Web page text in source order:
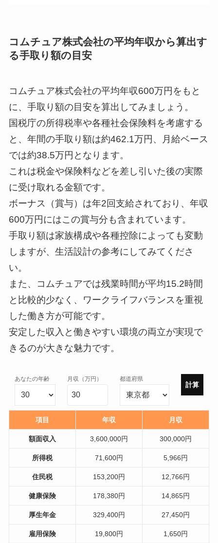
-- --
--
コムチュア株式会社の平均年収から算出す
る手取り額の目安
コムチュア株式会社の平均年収600万円をもと
に、手取り額の目安を算出してみましょう。
国税庁の所得税率や各種社会保険料を考慮する
と、年間の手取り額は約462.1万円、月給ベース
では約38.5万円となります。
これは税金や保険料などを差し引いた後の実際
に受け取れる金額です。
ボーナス（賞与）は年2回支給されており、年収
600万円にはこの賞与分も含まれています。
手取り額は家族構成や各種控除によっても変動
しますが、生活設計の参考にしてみてくださ
い。
また、コムチュアでは残業時間が平均15.2時間
と比較的少なく、ワークライフバランスを重視
した働き方が可能です。
安定した収入と働きやすい環境の両立が実現で
きるのが大きな魅力です。
あなたの年齢 月収（万円） 都道府県
計算
項目 年収 月収
額面収入 3,600,000円 300,000円
所得税 71,600円 5,966円
住民税 153,200円 12,766円
健康保険 178,380円 14,865円
厚生年金 329,400円 27,450円
雇用保険 19,800円 1,650円